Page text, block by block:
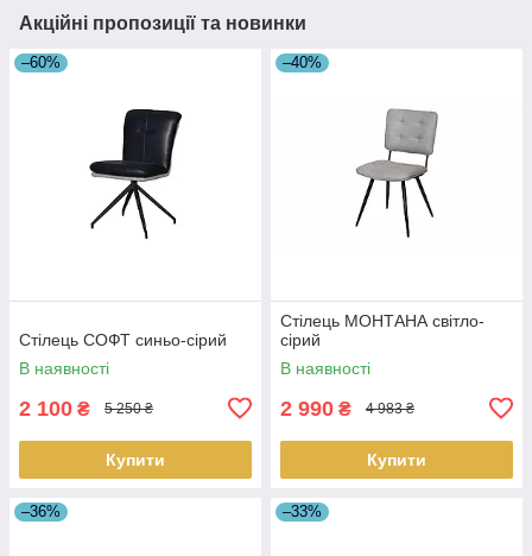
Акційні пропозиції та новинки
–60%
Стілець СОФТ синьо-сірий
В наявності
2 100 ₴ 5 250 ₴
Купити
–40%
Стілець МОНТАНА світло-
сірий
В наявності
2 990 ₴ 4 983 ₴
Купити
–36% –33%